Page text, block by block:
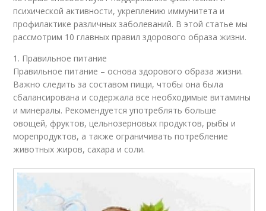
психической активности, укреплению иммунитета и
профилактике различных заболеваний. В этой статье мы
рассмотрим 10 главных правил здорового образа жизни.
1. Правильное питание
Правильное питание – основа здорового образа жизни.
Важно следить за составом пищи, чтобы она была
сбалансирована и содержала все необходимые витамины
и минералы. Рекомендуется употреблять больше
овощей, фруктов, цельнозерновых продуктов, рыбы и
морепродуктов, а также ограничивать потребление
животных жиров, сахара и соли.